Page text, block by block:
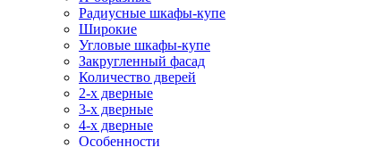
Радиусные шкафы-купе
Широкие
Угловые шкафы-купе
Закругленный фасад
Количество дверей
2-х дверные
3-х дверные
4-х дверные
Особенности